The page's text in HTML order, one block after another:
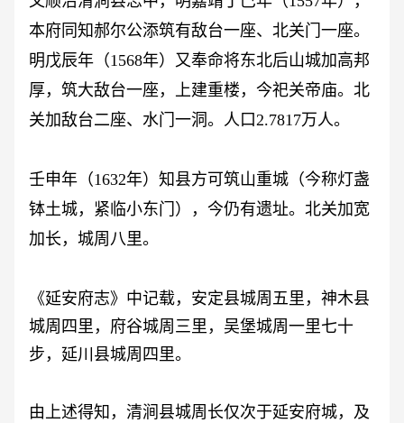
本府同知郝尔公添筑有敌台一座、北关门一座。
明戊辰年（1568年）又奉命将东北后山城加高邦
厚，筑大敌台一座，上建重楼，今祀关帝庙。北
关加敌台二座、水门一洞。人口2.7817万人。
壬申年（1632年）知县方可筑山重城（今称灯盏
钵土城，紧临小东门），今仍有遗址。北关加宽
加长，城周八里。
《延安府志》中记载，安定县城周五里，神木县
城周四里，府谷城周三里，吴堡城周一里七十
步，延川县城周四里。
由上述得知，清涧县城周长仅次于延安府城，及